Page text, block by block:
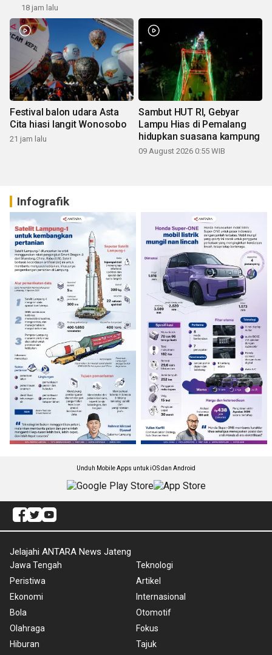
18 jam lalu
Festival balon udara Asta
Cita hiasi langit Wonosobo
21 jam lalu
Sambut HUT RI, Gebyar
Lampu Hias di Pemalang
hidupkan suasana kampung
09 August 2026 0:55 WIB
Infografik
Unduh Mobile Apps untuk iOS dan Android
Jelajahi ANTARA News Jateng
Jawa Tengah
Peristiwa
Ekonomi
Bola
Olahraga
Hiburan
Teknologi
Artikel
Internasional
Otomotif
Fokus
Tajuk